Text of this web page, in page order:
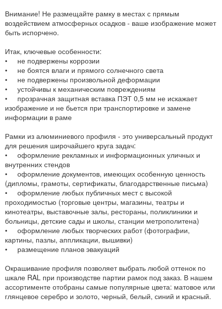
Внимание! Не размещайте рамку в местах с прямым
воздействием атмосферных осадков - ваше изображение может
быть испорчено.
Итак, ключевые особенности:
• не подвержены коррозии
• не боятся влаги и прямого солнечного света
• не подвержены произвольной деформации
• устойчивы к механическим повреждениям
• прозрачная защитная вставка ПЭТ 0,5 мм не искажает
изображение и не бьется при транспортировке и замене
информации в раме
Рамки из алюминиевого профиля - это универсальный продукт
для решения широчайшего круга задач:
• оформление рекламных и информационных уличных и
внутренних стендов
• оформление документов, имеющих особенную ценность
(дипломы, грамоты, сертификаты, благодарственные письма)
• оформление любых публичных мест с высокой
проходимостью (торговые центры, магазины, театры и
кинотеатры, выставочные залы, рестораны, поликлиники и
больницы, детские сады и школы, станции метрополитена)
• оформление любых творческих работ (фотографии,
картины, пазлы, аппликации, вышивки)
• размещение планов эвакуаций
Окрашивание профиля позволяет выбрать любой оттенок по
шкале RAL при производстве партии рамок под заказ. В нашем
ассортименте отобраны самые популярные цвета: матовое или
глянцевое серебро и золото, черный, белый, синий и красный.